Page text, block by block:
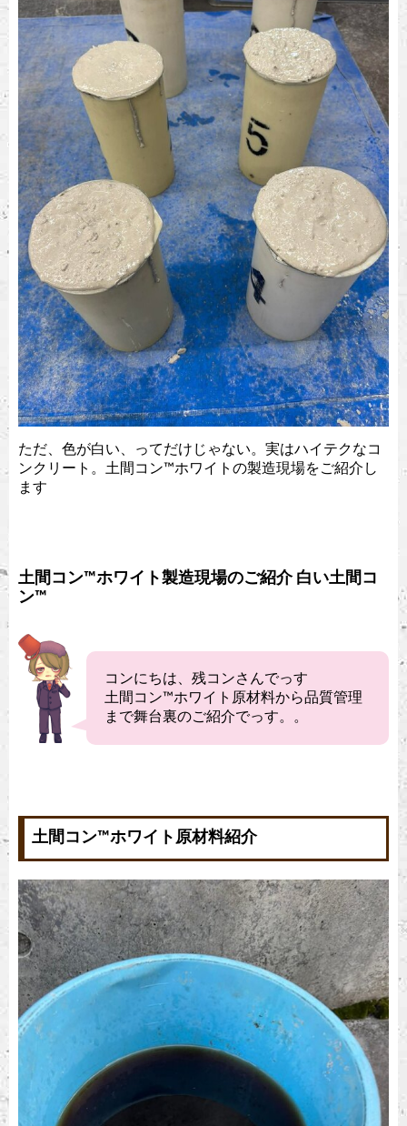
ただ、色が白い、ってだけじゃない。実はハイテクなコ
ンクリート。土間コン™︎ホワイトの製造現場をご紹介し
ます
土間コン™︎ホワイト製造現場のご紹介 白い土間コ
ン™︎
コンにちは、残コンさんでっす
土間コン™︎ホワイト原材料から品質管理
まで舞台裏のご紹介でっす。。
土間コン™︎ホワイト原材料紹介